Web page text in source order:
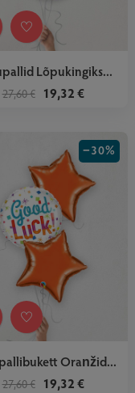
Lõpukingiks...
27,60 € 19,32 €
Oranžid...
27,60 €
−30%
19,32 €